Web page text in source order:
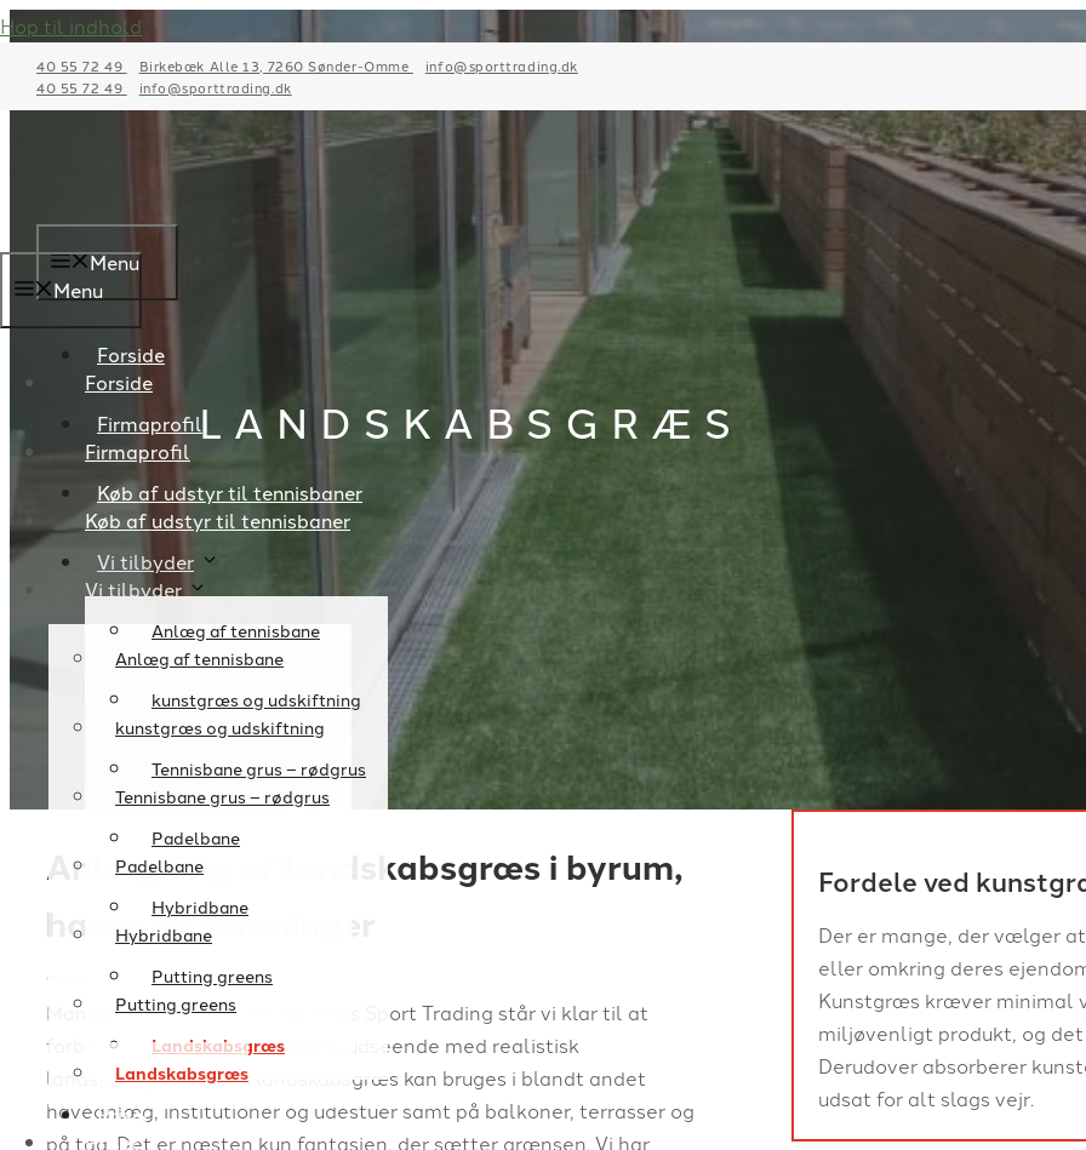
Hop til indhold
40 55 72 49 Birkebæk Alle 13, 7260 Sønder-Omme
info@sporttrading.dk
40 55 72 49
info@sporttrading.dk
Menu
Forside
Firmaprofil
Køb af udstyr til tennisbaner
Vi tilbyder
Anlæg af tennisbane
kunstgræs og udskiftning
Tennisbane grus – rødgrus
Padelbane
Hybridbane
Putting greens
Landskabsgræs
Priser
Menu
Forside
Firmaprofil
Køb af udstyr til tennisbaner
Vi tilbyder
Anlæg af tennisbane
kunstgræs og udskiftning
Tennisbane grus – rødgrus
Padelbane
Hybridbane
Putting greens
Landskabsgræs
Priser
LANDSKABSGRÆS
Anlægning af landskabsgræs i byrum,
haver og foreninger
Mangler dine udearealer liv? Hos Sport Trading står vi klar til at
forbedre din have og ejendoms udseende med realistisk
landskabsgræs. Vores landskabsgræs kan bruges i blandt andet
haveanlæg, institutioner og udestuer samt på balkoner, terrasser og
på tag. Det er næsten kun fantasien, der sætter grænsen. Vi har
Fordele ved
Der er mange, der vælger
eller omkring deres
Kunstgræs kræver minimal
miljøvenligt produkt, og
Derudover absorberer
udsat for alt slags vejr.